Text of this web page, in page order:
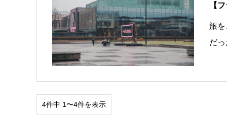
【
旅
だ
4件中 1〜4件を表示